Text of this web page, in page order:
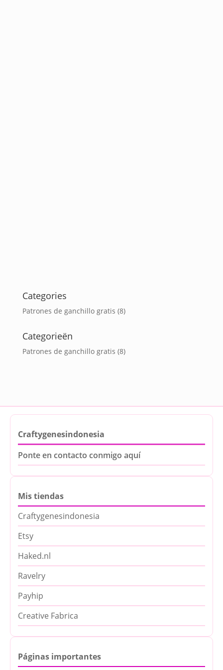
Categories
Patrones de ganchillo gratis (8)
Categorieën
Patrones de ganchillo gratis (8)
Craftygenesindonesia
Ponte en contacto conmigo aquí
Mis tiendas
Craftygenesindonesia
Etsy
Haked.nl
Ravelry
Payhip
Creative Fabrica
Páginas importantes